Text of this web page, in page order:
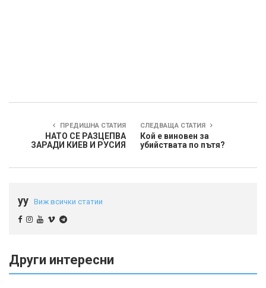
ПРЕДИШНА СТАТИЯ
НАТО СЕ РАЗЦЕПВА
ЗАРАДИ КИЕВ И РУСИЯ
СЛЕДВАЩА СТАТИЯ
Кой е виновен за
убийствата по пътя?
yy Виж всички статии
Други интересни